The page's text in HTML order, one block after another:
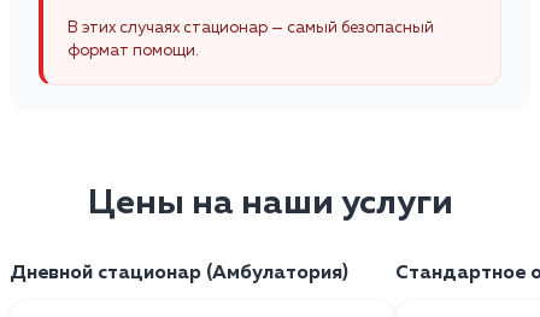
В этих случаях стационар — самый безопасный
формат помощи.
Цены на наши услуги
Дневной стационар (Амбулатория) Стандартное